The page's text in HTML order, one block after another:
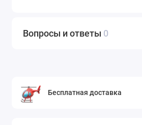
Вопросы и ответы 0
Бесплатная доставка